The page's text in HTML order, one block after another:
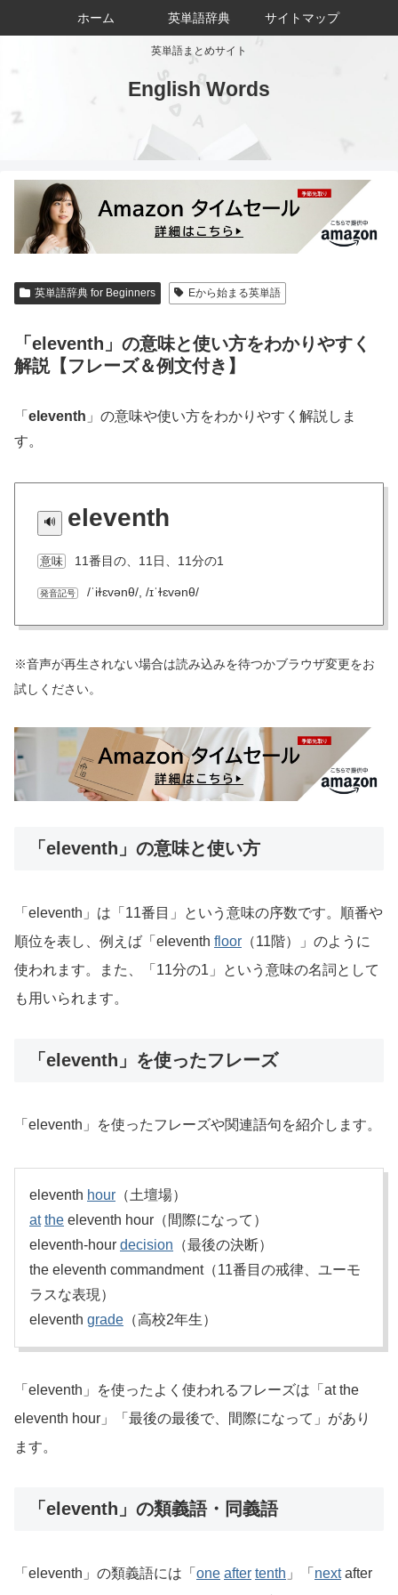
英単語まとめサイト
English Words
ホーム 英単語辞典 サイトマップ
英単語辞典 for Beginners Eから始まる英単語
「eleventh」の意味と使い方をわかりやすく
解説【フレーズ＆例文付き】
「 eleventh 」の意味や使い方をわかりやすく解説しま
す。
eleventh
意味 11番目の、11日、11分の1
発音記号 /ˈiɫɛvənθ/, /ɪˈɫɛvənθ/
※音声が再生されない場合は読み込みを待つかブラウザ変更をお
試しください。
「eleventh」の意味と使い方
「eleventh」は「11番目」という意味の序数です。順番や
順位を表し、例えば「eleventh floor （11階）」のように
使われます。また、「11分の1」という意味の名詞として
も用いられます。
「eleventh」を使ったフレーズ
「eleventh」を使ったフレーズや関連語句を紹介します。
eleventh hour （土壇場）
at the eleventh hour（間際になって）
eleventh-hour decision （最後の決断）
the eleventh commandment（11番目の戒律、ユーモ
ラスな表現）
eleventh grade （高校2年生）
「eleventh」を使ったよく使われるフレーズは「at the
eleventh hour」「最後の最後で、間際になって」があり
ます。
「eleventh」の類義語・同義語
「eleventh」の類義語には「 one after tenth 」「 nextafter